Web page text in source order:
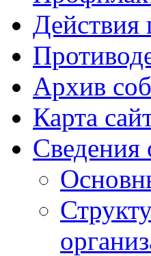
Действия
Архив
Карта